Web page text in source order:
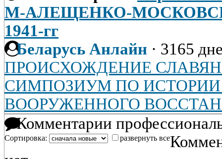
М-АЛЕЩЕНКО-
1941-гг
Беларусь Анлайн · 3165
ПРОИСХОЖДЕНИЕ
СИМПОЗИУМ ПО ИСТОРИИ
ВООРУЖЕННОГО
Комментарии
Сортировка: развернуть все